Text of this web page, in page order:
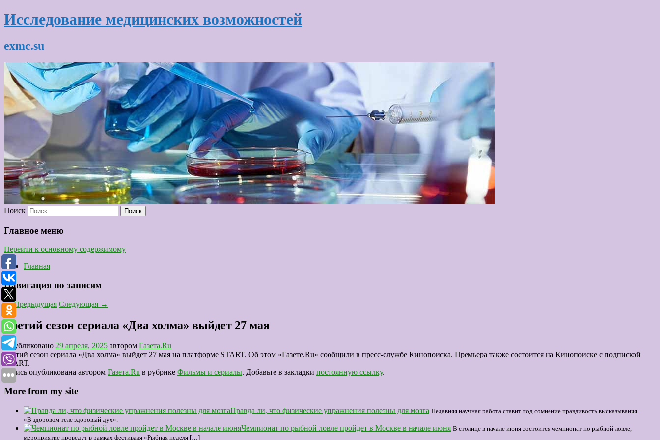
Исследование медицинских возможностей
exmc.su
Поиск
Главное меню
Перейти к основному содержимому
Главная
Навигация по записям
←Предыдущая Следующая →
Третий сезон сериала «Два холма» выйдет 27 мая
Опубликовано 29 апреля, 2025 автором Газета.Ru
Третий сезон сериала «Два холма» выйдет 27 мая на платформе START. Об этом «Газете.Ru» сообщили в пресс-службе Кинопоиска. Премьера также состоится на Кинопоиске с подпиской
START.
Запись опубликована автором Газета.Ru в рубрике Фильмы и сериалы. Добавьте в закладки постоянную ссылку.
More from my site
Правда ли, что физические упражнения полезны для мозга Недавняя научная работа ставит под сомнение правдивость высказывания
«В здоровом теле здоровый дух».
Чемпионат по рыбной ловле пройдет в Москве в начале июня В столице в начале июня состоится чемпионат по рыбной ловле,
мероприятие проведут в рамках фестиваля «Рыбная неделя […]